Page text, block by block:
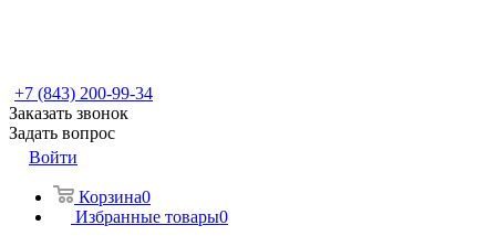
+7 (843) 200-99-34
Заказать звонок
Задать вопрос
Войти
Корзина0
Избранные товары0